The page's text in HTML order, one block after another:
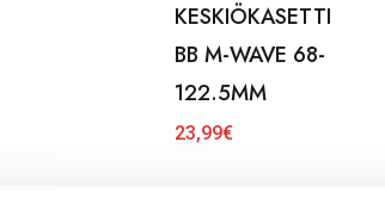
KESKIÖKASETTI
BB M-WAVE 68-
122.5MM
23,99€